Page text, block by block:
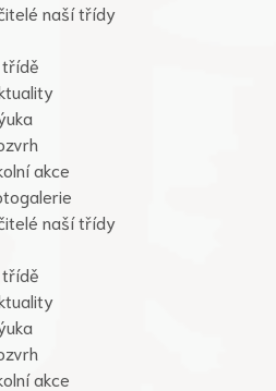
naší třídy
třídě
akce
naší třídy
třídě
akce